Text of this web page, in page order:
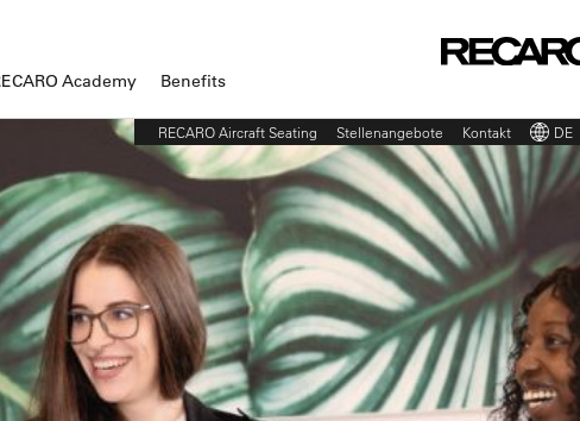
Academy Benefits
RECARO Aircraft Seating Stellenangebote Kontakt DE